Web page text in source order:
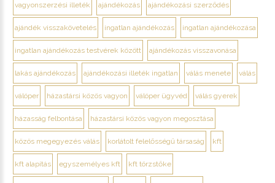
vagyonszerzési illeték ajándékozás ajándékozási szerződés
ajándék visszakövetelés ingatlan ajándékozás ingatlan ajándékozása
ingatlan ajándékozás testvérek között ajándékozás visszavonása
lakás ajándékozás ajándékozási illeték ingatlan válás menete válás
válóper házastársi közös vagyon válóper ügyvéd válás gyerek
házasság felbontása házastársi közös vagyon megosztása
közös megegyezés válás korlátolt felelősségű társaság kft
kft alapítás egyszemélyes kft kft törzstőke